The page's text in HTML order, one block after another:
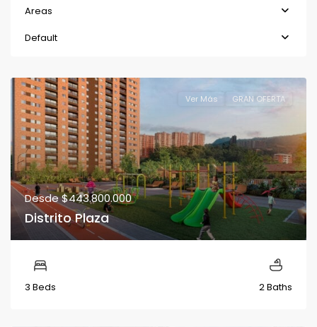
Areas
Default
Ver Más GRAN OFERTA
Desde$443.800.000
Distrito Plaza
3 Beds 2 Baths